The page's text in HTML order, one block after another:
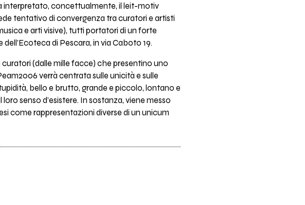
interpretato, concettualmente, il leit-motiv
tentativo di convergenza tra curatori e artisti
e arti visive), tutti portatori di un forte
di Pescara, in via Caboto 19.
curatori (dalle mille facce) che presentino uno
verrà centrata sulle unicità e sulle
bello e brutto, grande e piccolo, lontano e
senso d’esistere. In sostanza, viene messo
come rappresentazioni diverse di un unicum